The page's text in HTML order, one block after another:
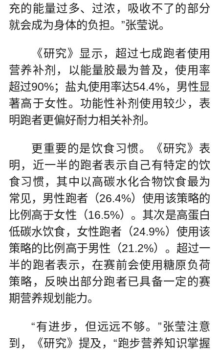
充的能量过多、过浓，吸收不了的部分
就会成为身体的负担。”张莹说。
《研究》显示，超过七成跑者使用
营养补剂，以能量胶最为普及，使用率
超过90%；盐丸使用率达54.4%，男性显
著高于女性。功能性补剂使用较少，表
明跑者更偏好耐力相关补剂。
更重要的是饮食习惯。《研究》表
明，近一半的跑者表示自己有特定的饮
食习惯，其中以高碳水化合物饮食最为
常见，男性跑者（26.4%）使用该策略的
比例高于女性（16.5%）。其次是高蛋白
低碳水饮食，女性跑者（24.9%）使用该
策略的比例高于男性（21.2%）。超过一
半的跑者表示，在赛前会使用糖原负荷
策略，反映出部分跑者已具备一定的赛
期营养规划能力。
“有进步，但远远不够。”张莹注意
到，《研究》提及，“跑步营养知识掌握